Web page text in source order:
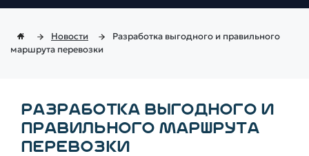
Новости
Разработка выгодного и правильного
маршрута перевозки
РАЗРАБОТКА ВЫГОДНОГО И
ПРАВИЛЬНОГО МАРШРУТА
ПЕРЕВОЗКИ